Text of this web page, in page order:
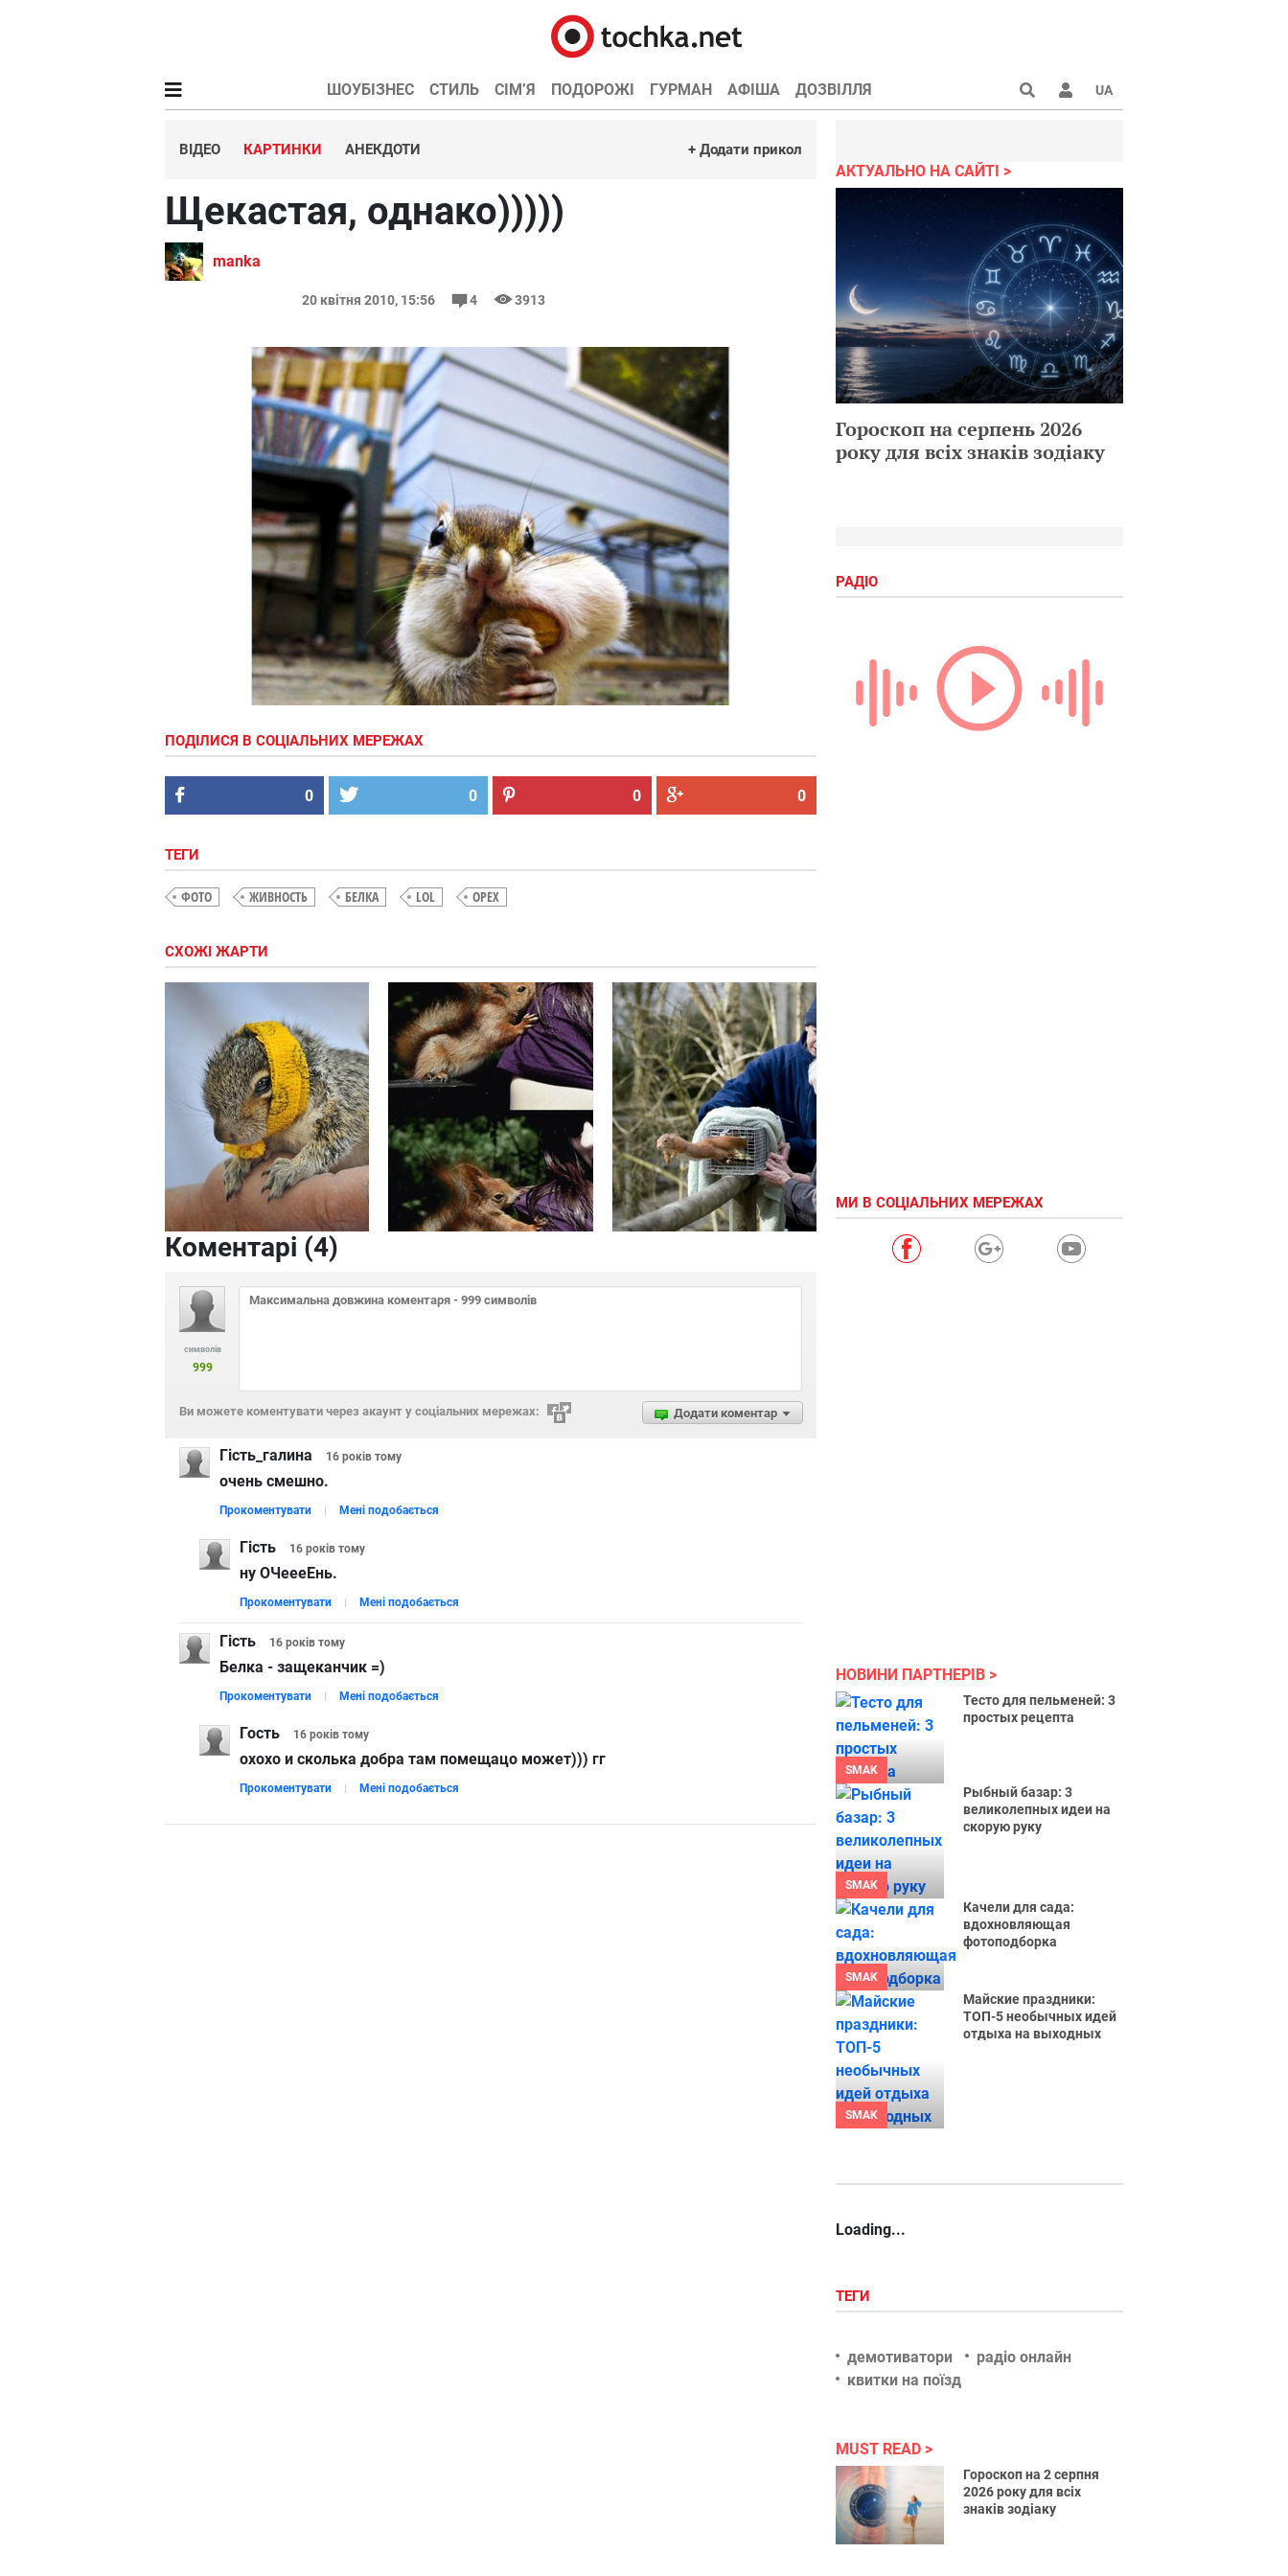
ШОУБІЗНЕС СТИЛЬ СІМ’Я ПОДОРОЖІ ГУРМАН АФІША ДОЗВІЛЛЯ UA
ВІДЕО КАРТИНКИ АНЕКДОТИ + Додати прикол
Щекастая, однако)))))
manka
20 квітня 2010, 15:56 4 3913
ПОДІЛИСЯ В СОЦІАЛЬНИХ МЕРЕЖАХ
0 0 0 0
ТЕГИ
ФОТО ЖИВНОСТЬ БЕЛКА LOL ОРЕХ
СХОЖІ ЖАРТИ
Белочка=)
Вкунааа=))))
LOL
Коментарі (4)
символів
999
Додати коментар
Ви можете коментувати через акаунт у соціальних мережах:
Гість_галина 16 років тому
очень смешно.
Прокоментувати Мені подобається
Гість 16 років тому
ну ОЧеееЕнь.
Прокоментувати Мені подобається
Гість 16 років тому
Белка - защеканчик =)
Прокоментувати Мені подобається
Гость 16 років тому
охохо и сколька добра там помещацо может))) гг
Прокоментувати Мені подобається
АКТУАЛЬНО НА САЙТІ
Гороскоп на серпень 2026
року для всіх знаків зодіаку
РАДІО
МИ В СОЦІАЛЬНИХ МЕРЕЖАХ
НОВИНИ ПАРТНЕРІВ
SMAK
Тесто для пельменей: 3
простых рецепта
SMAK
Рыбный базар: 3
великолепных идеи на
скорую руку
SMAK
Качели для сада:
вдохновляющая
фотоподборка
SMAK
Майские праздники:
ТОП-5 необычных идей
отдыха на выходных
Loading...
ТЕГИ
демотиватори
радіо онлайн
квитки на поїзд
MUST READ
Гороскоп на 2 серпня
2026 року для всіх
знаків зодіаку